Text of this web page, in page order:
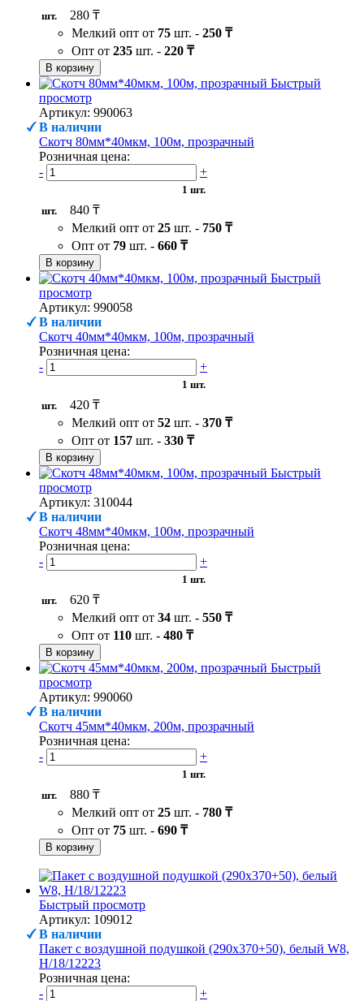
шт.
280 ₸
Мелкий опт от 75 шт. - 250 ₸
Опт от 235 шт. - 220 ₸
В корзину
Быстрый
просмотр
Артикул: 990063
В наличии
Скотч 80мм*40мкм, 100м, прозрачный
Розничная цена:
-
+
1 шт.
шт.
840 ₸
Мелкий опт от 25 шт. - 750 ₸
Опт от 79 шт. - 660 ₸
В корзину
Быстрый
просмотр
Артикул: 990058
В наличии
Скотч 40мм*40мкм, 100м, прозрачный
Розничная цена:
-
+
1 шт.
шт.
420 ₸
Мелкий опт от 52 шт. - 370 ₸
Опт от 157 шт. - 330 ₸
В корзину
Быстрый
просмотр
Артикул: 310044
В наличии
Скотч 48мм*40мкм, 100м, прозрачный
Розничная цена:
-
+
1 шт.
шт.
620 ₸
Мелкий опт от 34 шт. - 550 ₸
Опт от 110 шт. - 480 ₸
В корзину
Быстрый
просмотр
Артикул: 990060
В наличии
Скотч 45мм*40мкм, 200м, прозрачный
Розничная цена:
-
+
1 шт.
шт.
880 ₸
Мелкий опт от 25 шт. - 780 ₸
Опт от 75 шт. - 690 ₸
В корзину
Быстрый просмотр
Артикул: 109012
В наличии
Пакет с воздушной подушкой (290х370+50), белый W8,
H/18/12223
Розничная цена:
-
+